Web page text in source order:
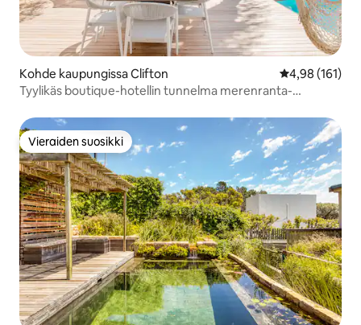
Kohde kaupungissa Clifton
4,98 (161)
Tyylikäs boutique-hotellin tunnelma merenranta-
Vieraiden suosikki
Vieraiden suosikki